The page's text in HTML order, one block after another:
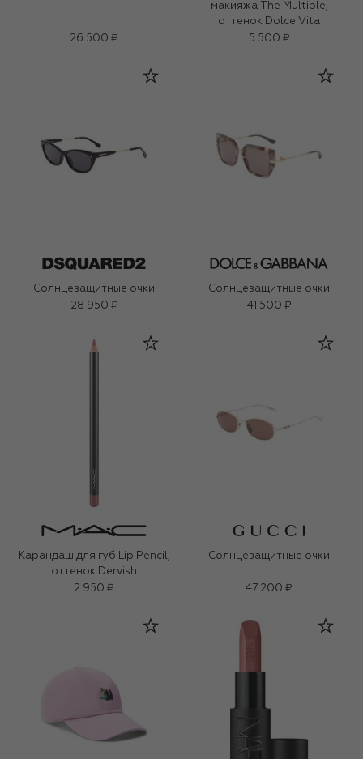
26 500 ₽
макияжа The Multiple,
оттенок Dolce Vita
5 500 ₽
Солнцезащитные очки
28 950 ₽
Солнцезащитные очки
41 500 ₽
Карандаш для губ Lip Pencil,
оттенок Dervish
2 950 ₽
Солнцезащитные очки
47 200 ₽